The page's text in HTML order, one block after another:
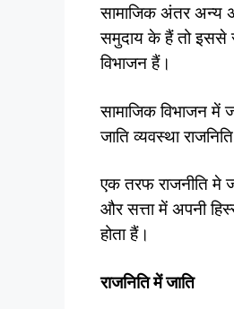
सामाजिक अंतर अन्य
समुदाय के हैं तो इससे
विभाजन हैं।
सामाजिक विभाजन में
जाति व्यवस्था
एक तरफ राजनीति मे
और सत्ता में अपनी
होता हैं।
राजनिति में जाति